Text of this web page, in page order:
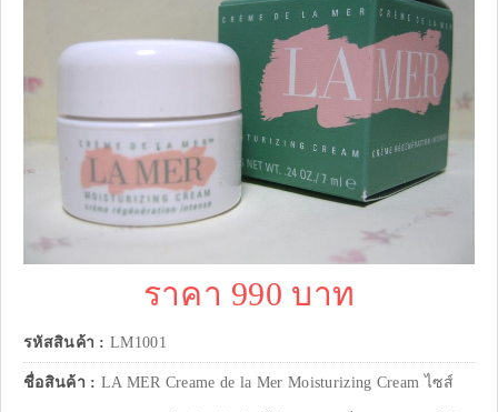
ราคา 990 บาท
รหัสสินค้า : LM1001
ชื่อสินค้า : LA MER Creame de la Mer Moisturizing Cream ไซส์